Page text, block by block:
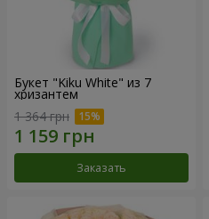
Букет "Kiku White" из 7
хризантем
1 364 грн
Заказать